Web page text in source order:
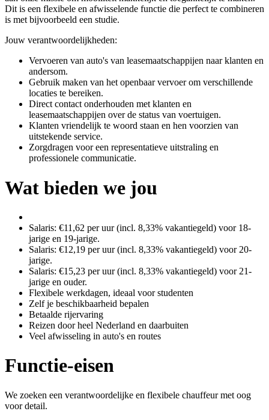
Dit is een flexibele en afwisselende functie die perfect te combineren
is met bijvoorbeeld een studie.
Jouw verantwoordelijkheden:
Vervoeren van auto's van leasemaatschappijen naar klanten en
andersom.
Gebruik maken van het openbaar vervoer om verschillende
locaties te bereiken.
Direct contact onderhouden met klanten en
leasemaatschappijen over de status van voertuigen.
Klanten vriendelijk te woord staan en hen voorzien van
uitstekende service.
Zorgdragen voor een representatieve uitstraling en
professionele communicatie.
Wat bieden we jou
Salaris: €11,62 per uur (incl. 8,33% vakantiegeld) voor 18-
jarige en 19-jarige.
Salaris: €12,19 per uur (incl. 8,33% vakantiegeld) voor 20-
jarige.
Salaris: €15,23 per uur (incl. 8,33% vakantiegeld) voor 21-
jarige en ouder.
Flexibele werkdagen, ideaal voor studenten
Zelf je beschikbaarheid bepalen
Betaalde rijervaring
Reizen door heel Nederland en daarbuiten
Veel afwisseling in auto's en routes
Functie-eisen
We zoeken een verantwoordelijke en flexibele chauffeur met oog
voor detail.